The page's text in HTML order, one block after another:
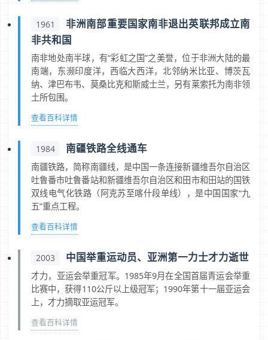
1961
非洲南部重要国家南非退出英联邦成立南
非共和国
南非地处南半球，有“彩虹之国”之美誉，位于非洲大陆的最
南端，东濒印度洋，西临大西洋，北邻纳米比亚、博茨瓦
纳、津巴布韦、莫桑比克和斯威士兰，另有莱索托为南非领
土所包围。
查看百科详情
1984 南疆铁路全线通车
南疆铁路，简称南疆线，是中国一条连接新疆维吾尔自治区
吐鲁番市吐鲁番站和新疆维吾尔自治区和田市和田站的国铁
双线电气化铁路（阿克苏至喀什段单线），是中国国家“九
五”重点工程。
查看百科详情
2003 中国举重运动员、亚洲第一力士才力逝世
才力，亚运会举重冠军。1985年9月在全国首届青运会举重
比赛中，获得110公斤以上级冠军；1990年第十一届亚运会
上，才力摘取亚运冠军。
查看百科详情